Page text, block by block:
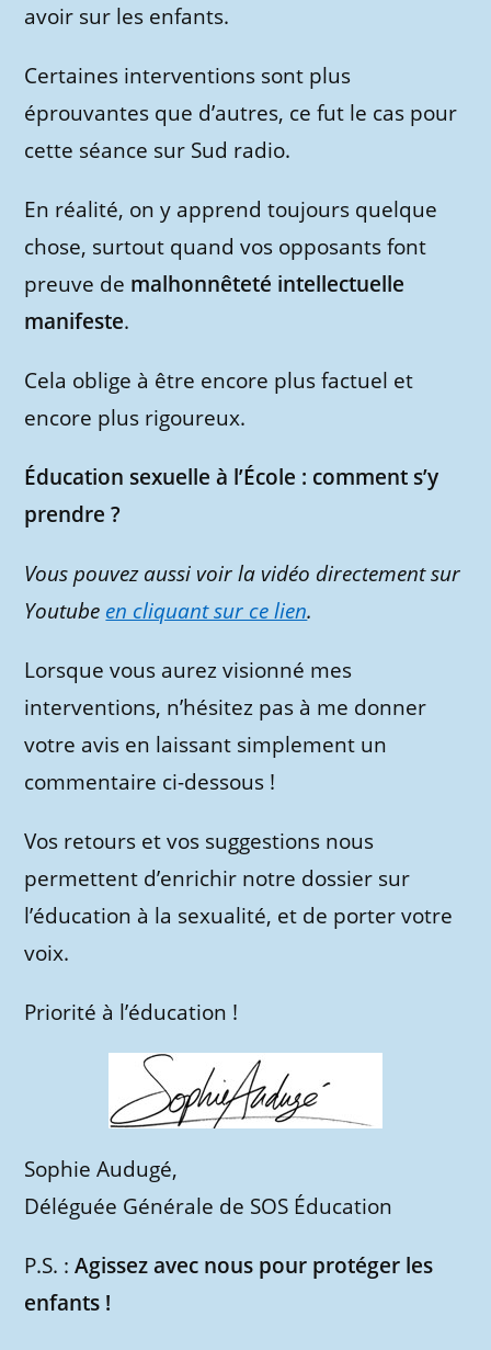
avoir sur les enfants.
Certaines interventions sont plus
éprouvantes que d’autres, ce fut le cas pour
cette séance sur Sud radio.
En réalité, on y apprend toujours quelque
chose, surtout quand vos opposants font
preuve de malhonnêteté intellectuelle
manifeste.
Cela oblige à être encore plus factuel et
encore plus rigoureux.
Éducation sexuelle à l’École : comment s’y
prendre ?
Vous pouvez aussi voir la vidéo directement sur
Youtube en cliquant sur ce lien.
Lorsque vous aurez visionné mes
interventions, n’hésitez pas à me donner
votre avis en laissant simplement un
commentaire ci-dessous !
Vos retours et vos suggestions nous
permettent d’enrichir notre dossier sur
l’éducation à la sexualité, et de porter votre
voix.
Priorité à l’éducation !
Sophie Audugé,
Déléguée Générale de SOS Éducation
P.S. :Agissez avec nous pour protéger les
enfants !